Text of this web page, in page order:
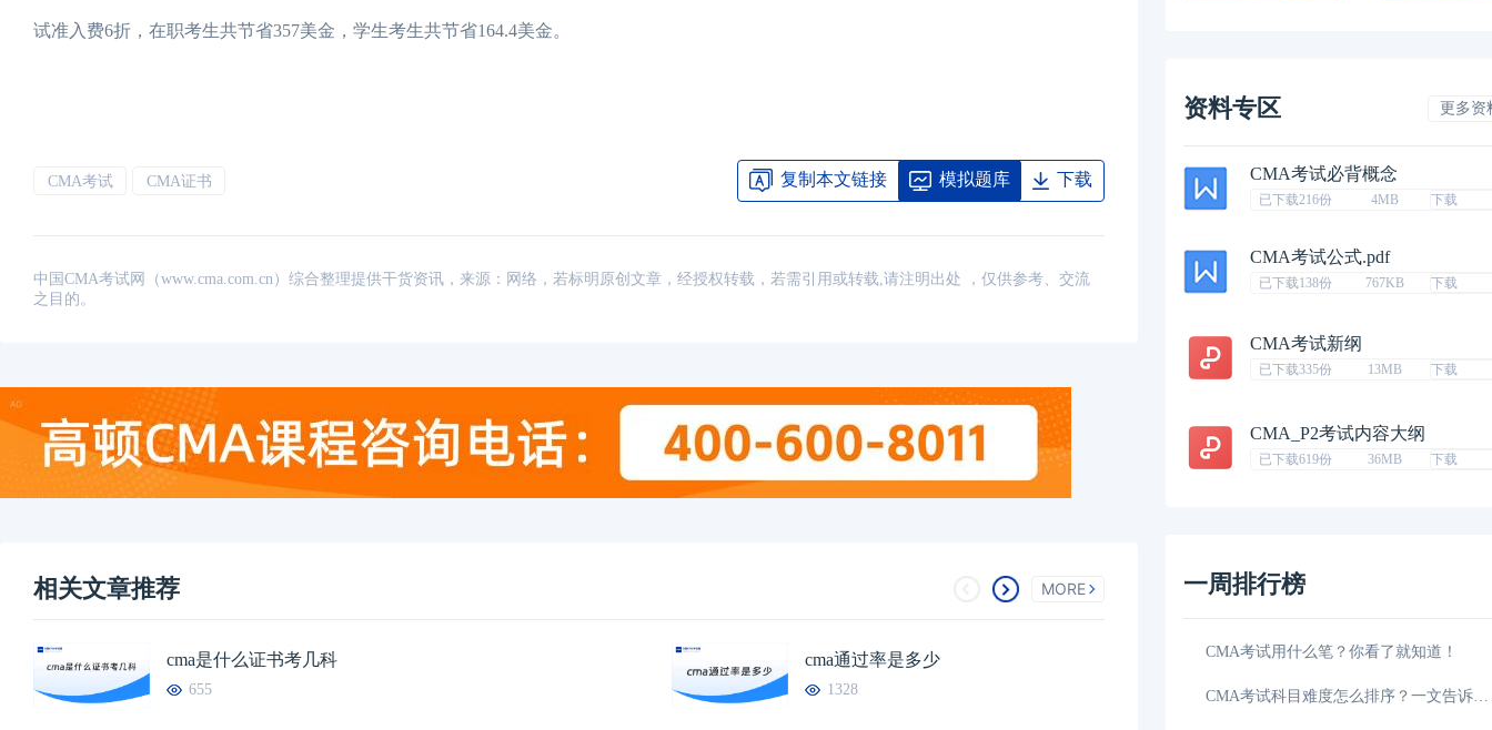
试准入费6折，在职考生共节省357美金，学生考生共节省164.4美金。
CMA考试 CMA证书 复制本文链接 模拟题库 下载
中国CMA考试网（www.cma.com.cn）综合整理提供干货资讯，来源：网络，若标明原创文章，经授权转载，若需引用或转载,请注明出处 ，仅供参考、交流
之目的。
相关文章推荐 MORE
cma是什么证书考几科
655
cma通过率是多少
1328
资料专区 更多资
CMA考试必背概念
已下载216份 4MB 下载
CMA考试公式.pdf
已下载138份 767KB 下载
CMA考试新纲
已下载335份 13MB 下载
CMA_P2考试内容大纲
已下载619份 36MB 下载
一周排行榜
CMA认证机构查询哪里可以查？小编
财务会计和管理会计的关系有哪些 04-23
cma是机考还是笔试
2026年cma通过率
CMA考试用什么笔？你看了就知道！
CMA考试科目难度怎么排序？一文告诉你！